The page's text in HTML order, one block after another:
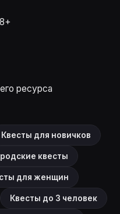
ресурса
Квесты для новичков
квесты
для женщин
Квесты до 3 человек